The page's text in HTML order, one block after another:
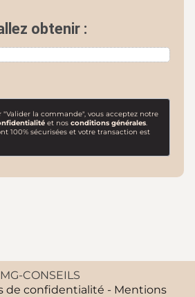
obtenir :
la commande", vous acceptez notre
et nos conditions générales.
100% sécurisées et votre transaction est
MG-CONSEILS
de confidentialité - Mentions